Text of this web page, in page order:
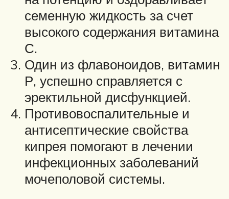
семенную жидкость за счет
высокого содержания витамина
С.
Один из флавоноидов, витамин
Р, успешно справляется с
эректильной дисфункцией.
Противовоспалительные и
антисептические свойства
кипрея помогают в лечении
инфекционных заболеваний
мочеполовой системы.